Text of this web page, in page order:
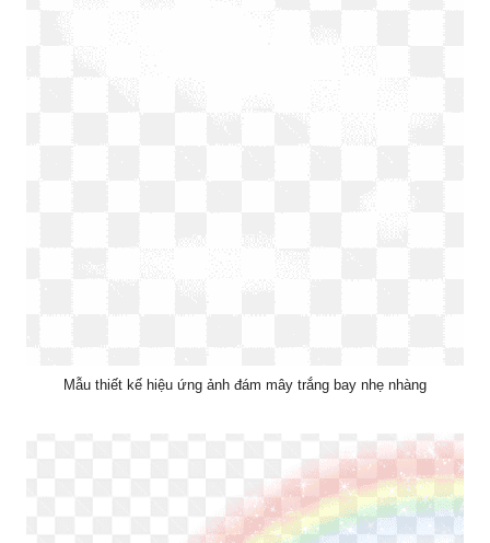
Mẫu thiết kế hiệu ứng ảnh đám mây trắng bay nhẹ nhàng